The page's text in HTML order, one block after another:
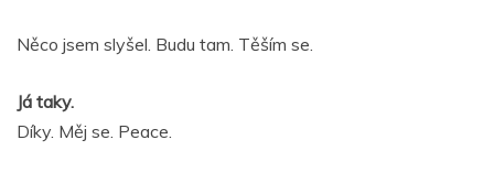
Něco jsem slyšel. Budu tam. Těším se.
Já taky.
Díky. Měj se. Peace.